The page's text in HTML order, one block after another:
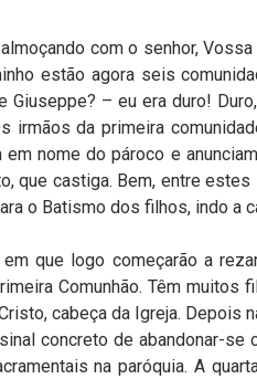
com o senhor,
estão agora seis
– eu era duro!
irmãos da primeira
nome do pároco e
que castiga. Bem, entre
o Batismo dos filhos, indo a
que logo começarão a
Comunhão. Têm muitos
cabeça da Igreja. Depois
concreto de abandonar-se
na paróquia. A